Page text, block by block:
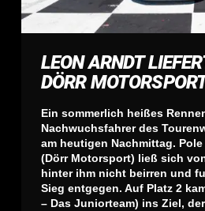
LEON ARNDT
DÖRR
Ein sommerlich heißes
Nachwuchsfahrer des
am heutigen Nachmittag.
(Dörr Motorsport) ließ sich
hinter ihm nicht beirren und
Sieg entgegen. Auf Platz 2
– Das Juniorteam) ins Ziel,